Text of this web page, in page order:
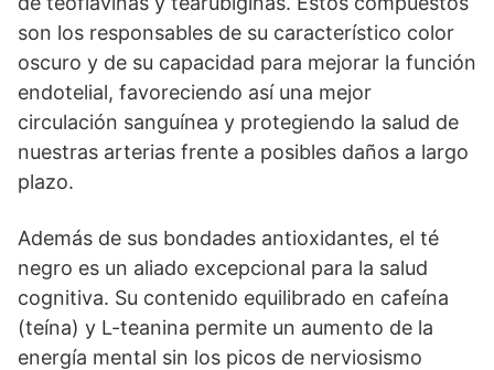
son los responsables de su característico color
oscuro y de su capacidad para mejorar la función
endotelial, favoreciendo así una mejor
circulación sanguínea y protegiendo la salud de
nuestras arterias frente a posibles daños a largo
plazo.
Además de sus bondades antioxidantes, el té
negro es un aliado excepcional para la salud
cognitiva. Su contenido equilibrado en cafeína
(teína) y L-teanina permite un aumento de la
energía mental sin los picos de nerviosismo